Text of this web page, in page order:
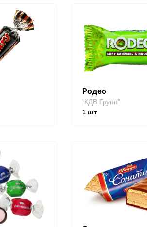
Родео
"КДВ Групп"
1шт